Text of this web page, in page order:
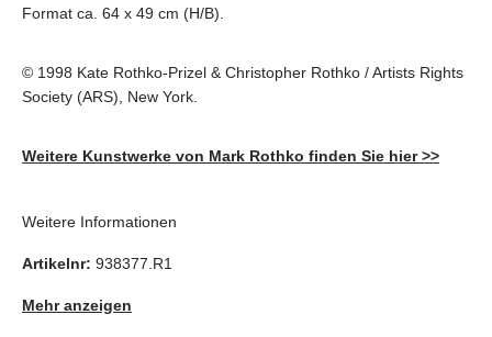
Format ca. 64 x 49 cm (H/B).
© 1998 Kate Rothko-Prizel & Christopher Rothko / Artists Rights
Society (ARS), New York.
Weitere Kunstwerke von Mark Rothko finden Sie hier >>
Weitere Informationen
Artikelnr: 938377.R1
Mehr anzeigen